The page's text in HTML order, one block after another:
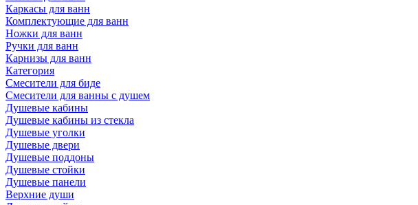
Каркасы для ванн
Комплектующие для ванн
Ножки для ванн
Ручки для ванн
Карнизы для ванн
Категория
Смесители для биде
Смесители для ванны с душем
Душевые кабины
Душевые кабины из стекла
Душевые уголки
Душевые двери
Душевые поддоны
Душевые стойки
Душевые панели
Верхние души